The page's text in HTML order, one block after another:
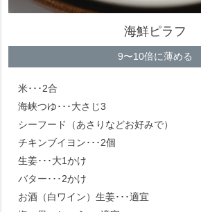
海鮮ピラフ
9〜10倍に薄める
米･･･2合
海峡つゆ･･･大さじ3
シーフード（あさりなどお好みで）
チキンブイヨン･･･2個
生姜･･･大1かけ
バター･･･2かけ
お酒（白ワイン）生姜･･･適宜